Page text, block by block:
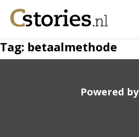
Tag: betaalmethode
Powered by